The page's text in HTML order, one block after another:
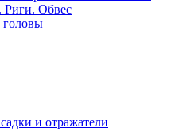
Риги. Обвес
и отражатели